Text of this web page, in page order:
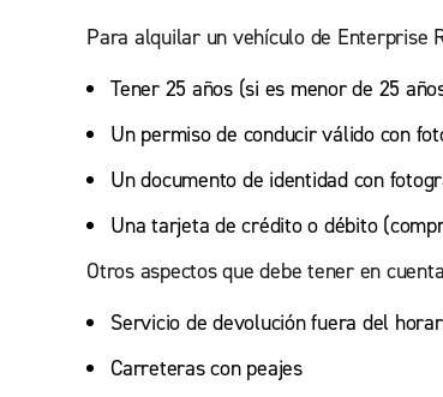
Para alquilar un vehículo de Enterprise
Tener 25 años (si es menor de 25
Un permiso de conducir válido con
Un documento de identidad con
Una tarjeta de crédito o débito
Otros aspectos que debe tener en
Servicio de devolución fuera del
Carreteras con peajes